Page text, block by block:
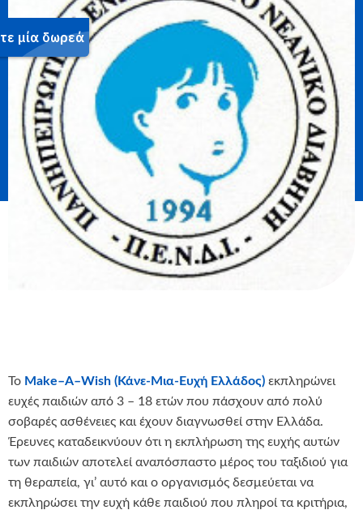
Το Make–A–Wish (Κάνε-Μια-Ευχή Ελλάδος) εκπληρώνει
ευχές παιδιών από 3 – 18 ετών που πάσχουν από πολύ
σοβαρές ασθένειες και έχουν διαγνωσθεί στην Ελλάδα.
Έρευνες καταδεικνύουν ότι η εκπλήρωση της ευχής αυτών
των παιδιών αποτελεί αναπόσπαστο μέρος του ταξιδιού για
τη θεραπεία, γι’ αυτό και ο οργανισμός δεσμεύεται να
εκπληρώσει την ευχή κάθε παιδιού που πληροί τα κριτήρια,